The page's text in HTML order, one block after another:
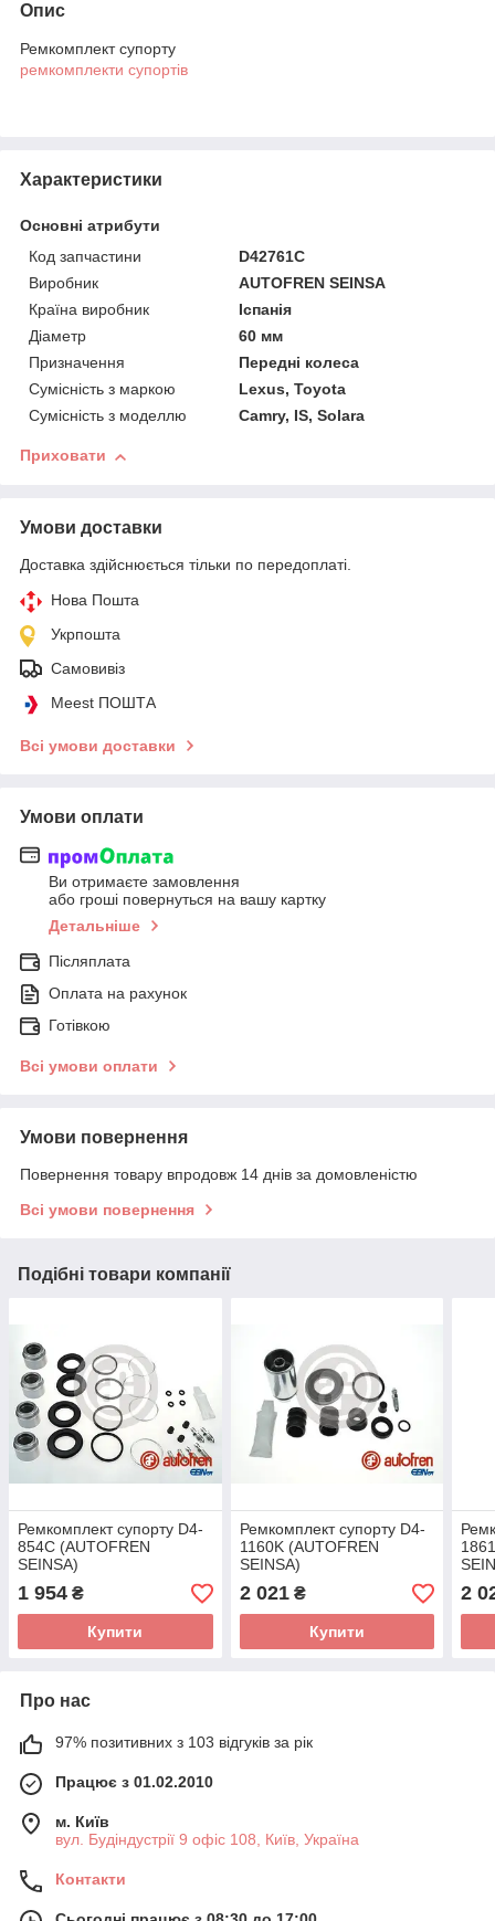
Опис
Ремкомплект супорту
ремкомплекти супортів
Характеристики
Основні атрибути
Код запчастини
D42761C
Виробник
AUTOFREN SEINSA
Країна виробник
Іспанія
Діаметр
60 мм
Призначення
Передні колеса
Сумісність з маркою
Lexus, Toyota
Сумісність з моделлю
Camry, IS, Solara
Приховати
Умови доставки
Доставка здійснюється тільки по передоплаті.
Нова Пошта
Укрпошта
Самовивіз
Meest ПОШТА
Всі умови доставки
Умови оплати
Ви отримаєте замовлення
або гроші повернуться на вашу картку
Детальніше
Післяплата
Оплата на рахунок
Готівкою
Всі умови оплати
Умови повернення
Повернення товару впродовж 14 днів за домовленістю
Всі умови повернення
Подібні товари компанії
Ремкомплект супорту D4-
854C (AUTOFREN
SEINSA)
1 954 ₴
Купити
Ремкомплект супорту D4-
1160K (AUTOFREN
SEINSA)
2 021₴
Купити
2
Про нас
97% позитивних з 103 відгуків за рік
Працює з 01.02.2010
м. Київ
вул. Будіндустрії 9 офіс 108, Київ, Україна
Контакти